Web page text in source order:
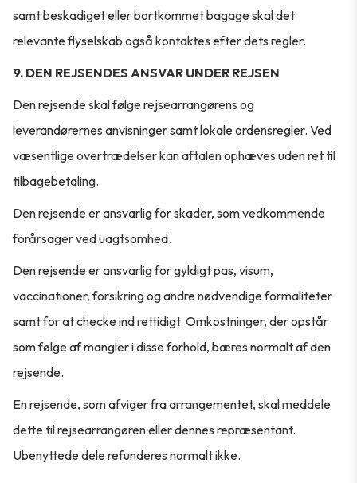
samt beskadiget eller bortkommet bagage skal det
relevante flyselskab også kontaktes efter dets regler.
9. DEN REJSENDES ANSVAR UNDER REJSEN
Den rejsende skal følge rejsearrangørens og
leverandørernes anvisninger samt lokale ordensregler. Ved
væsentlige overtrædelser kan aftalen ophæves uden ret til
tilbagebetaling.
Den rejsende er ansvarlig for skader, som vedkommende
forårsager ved uagtsomhed.
Den rejsende er ansvarlig for gyldigt pas, visum,
vaccinationer, forsikring og andre nødvendige formaliteter
samt for at checke ind rettidigt. Omkostninger, der opstår
som følge af mangler i disse forhold, bæres normalt af den
rejsende.
En rejsende, som afviger fra arrangementet, skal meddele
dette til rejsearrangøren eller dennes repræsentant.
Ubenyttede dele refunderes normalt ikke.